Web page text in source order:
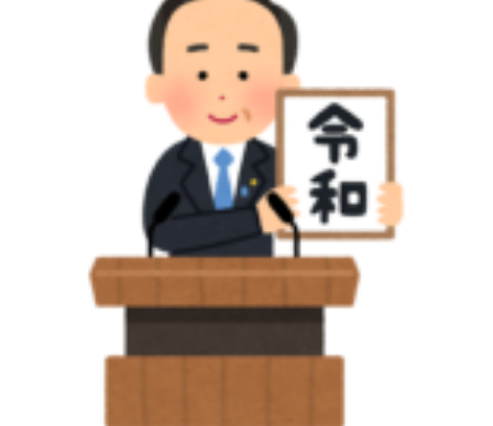
日
万
円
か
最
新
情
報